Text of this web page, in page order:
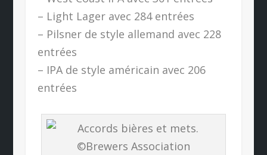
– Light Lager avec 284 entrées
– Pilsner de style allemand avec 228
entrées
– IPA de style américain avec 206
entrées